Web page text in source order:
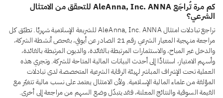
كم مرة تُراجَع AleAnna, Inc. ANNA للتحقق من الامتثال
الشرعي؟
تراجع تبادلات امتثال AleAnna, Inc. ANNA للشريعة الإسلامية شهريًا. تطبّق كل
مراجعة منهجية المعيار الشرعي رقم 21 الصادر عن أيوفي، بفحص أنشطة الشركة،
والدخل غير المباح، والاستثمارات المرتبطة بالفائدة، والديون المرتبطة بالفائدة،
وأسهم الامتياز، استنادًا إلى أحدث البيانات المالية المتاحة للشركة. وتجري هذه
العملية تحت الإشراف المباشر لهيئة الرقابة الشرعية المتخصصة لدى تبادلات
المؤلفة من علماء المالية الإسلامية. ولأن الامتثال يعتمد على نسب مالية تتغيّر مع
القيمة السوقية والنتائج المعلنة، فقد يتبدّل وضع السهم من مراجعة إلى أخرى.